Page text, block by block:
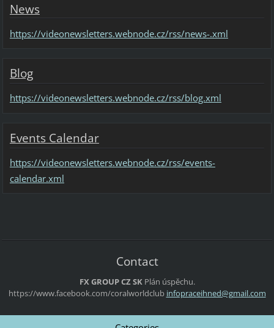
News
https://videonewsletters.webnode.cz/rss/news-.xml
Blog
https://videonewsletters.webnode.cz/rss/blog.xml
Events Calendar
https://videonewsletters.webnode.cz/rss/events-
calendar.xml
Contact
FX GROUP CZ SK Plán úspěchu.
https://www.facebook.com/coralworldclub infopraceihned@gmail.com